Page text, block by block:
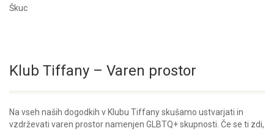
Škuc
Klub Tiffany – Varen prostor
Na vseh naših dogodkih v Klubu Tiffany skušamo ustvarjati in
vzdrževati varen prostor namenjen GLBTQ+ skupnosti. Če se ti zdi,